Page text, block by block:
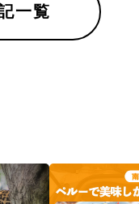
一覧